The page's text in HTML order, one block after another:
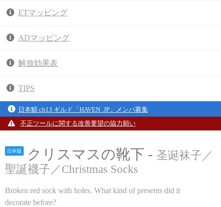
ETマッピング
ADマッピング
解放効果表
TIPS
日本鯖 ch13 ギルド「HAVEN_JP」メンバ募集
不正ツールに関する改善要望の協力願い
日本版 クリスマスの靴下 - 圣诞袜子／
聖誕襪子／Christmas Socks
Broken red sock with holes. What kind of presents did it
decorate before?